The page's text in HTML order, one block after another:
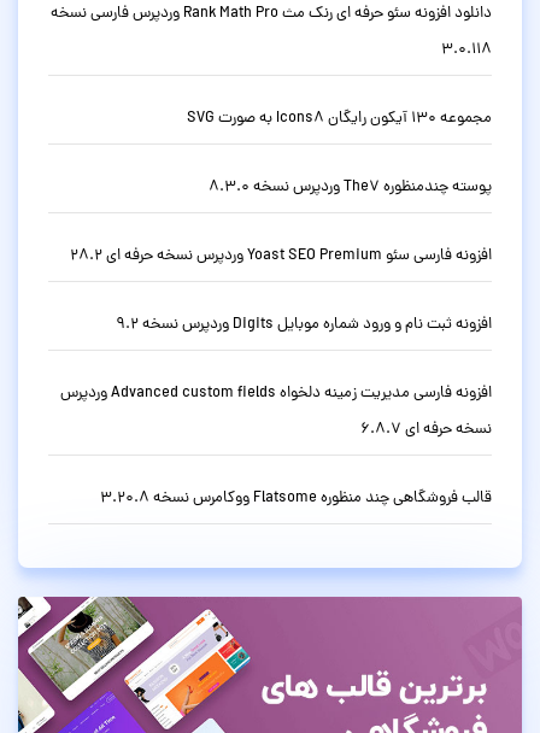
دانلود افزونه سئو حرفه ای رنک مث Rank Math Pro وردپرس فارسی نسخه
3.0.118
مجموعه 130 آیکون رایگان Icons8 به صورت SVG
پوسته چندمنظوره The7 وردپرس نسخه 8.3.0
افزونه فارسی سئو Yoast SEO Premium وردپرس نسخه حرفه ای 28.2
افزونه ثبت نام و ورود شماره موبایل Digits وردپرس نسخه 9.2
افزونه فارسی مدیریت زمینه دلخواه Advanced custom fields وردپرس
نسخه حرفه ای 6.8.7
قالب فروشگاهی چند منظوره Flatsome ووکامرس نسخه 3.20.8